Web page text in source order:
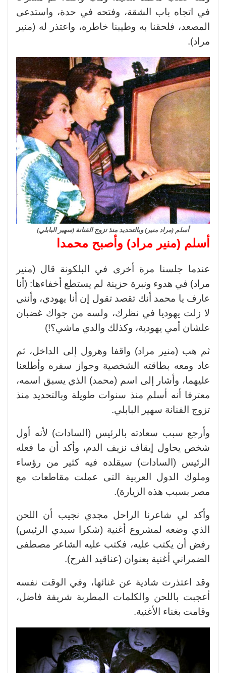
في اتجاه باب الشقة، وفتحه في حدة، واستدعى
المصعد، فلحقنا به وطيبنا خاطره، واعتذر له (منير
مراد).
أسلم (مراد منير) وبالتحديد منذ تزوج الفنانة (سهير البابلي)
أسلم (منير مراد) وأصبح محمدا
عندما جلسنا مرة أخرى في البلكونة قال (منير
مراد) في هدوء ونبرة حزينة لم يستطع أخفاءها: (أنا
عارف يا محمد أنك تقصد تقول إن أنا يهودي، وأنني
لا زلت يهوديا في نظرك، ولسه من جواك غضبان
علشان أمي يهودية، وكذلك والدي ماشي؟!)
ثم هب (منير مراد) واقفا وهرول إلى الداخل، ثم
عاد ومعه بطاقته الشخصية وجواز سفره وأطلعنا
عليهما، وأشار إلى اسم (محمد) الذي يسبق اسمه،
معترفا أنه أسلم منذ سنوات طويلة وبالتحديد منذ
تزوج الفنانة سهير البابلي.
وأرجع سبب سعادته بالرئيس (السادات) لأنه أول
شخص يحاول إيقاف نزيف الدم، وأكد أن ما فعله
الرئيس (السادات) سيقلده فيه كثير من رؤساء
وملوك الدول العربية التى عملت مقاطعات مع
مصر بسبب هذه الزيارة).
وأكد لي شاعرنا الراحل مجدي نجيب أن اللحن
الذي وضعه لمشروع أغنية (شكرا سيدي الرئيس)
رفض أن يكتب عليه، فكتب عليه الشاعر مصطفى
الضمراني أغنية بعنوان (عناقيد الفرح).
وقد اعتذرت شادية عن غنائها، وفي الوقت نفسه
أعجبت باللحن والكلمات المطربة شريفة فاضل،
وقامت بغناء الأغنية.